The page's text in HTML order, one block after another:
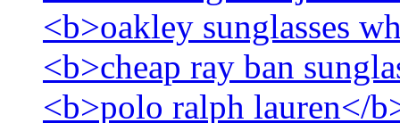
<b>oakley sunglasses
<b>cheap ray ban
<b>polo ralph lauren</